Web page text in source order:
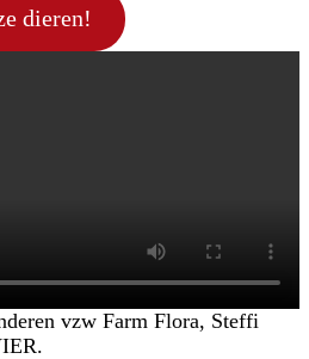
dieren!
vzw Farm Flora, Steffi